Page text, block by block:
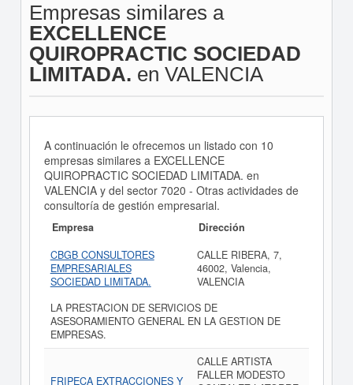
Empresas similares a
EXCELLENCE
QUIROPRACTIC SOCIEDAD
LIMITADA. en VALENCIA
A continuación le ofrecemos un listado con 10
empresas similares a EXCELLENCE
QUIROPRACTIC SOCIEDAD LIMITADA. en
VALENCIA y del sector 7020 - Otras actividades de
consultoría de gestión empresarial.
Empresa
Dirección
CBGB CONSULTORES
EMPRESARIALES
SOCIEDAD LIMITADA.
CALLE RIBERA, 7,
46002, Valencia,
VALENCIA
LA PRESTACION DE SERVICIOS DE
ASESORAMIENTO GENERAL EN LA GESTION DE
EMPRESAS.
FRIPECA EXTRACCIONES Y
CALLE ARTISTA
FALLER MODESTO